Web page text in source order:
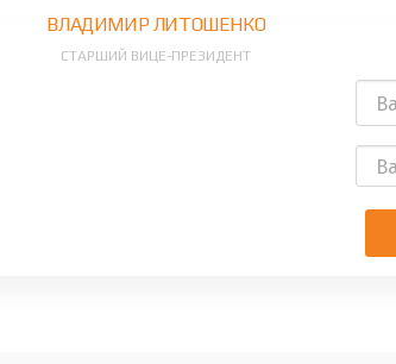
ВЛАДИМИР ЛИТОШЕНКО
СТАРШИЙ ВИЦЕ-ПРЕЗИДЕНТ